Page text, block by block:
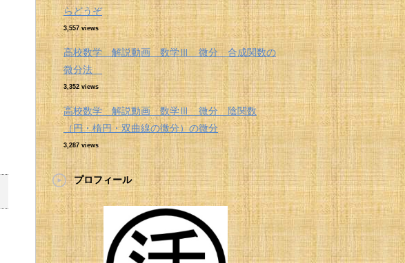
らどうぞ
3,557 views
高校数学 解説動画 数学Ⅲ 微分 合成関数の
微分法
3,352 views
高校数学 解説動画 数学Ⅲ 微分 陰関数
（円・楕円・双曲線の微分）の微分
3,287 views
プロフィール